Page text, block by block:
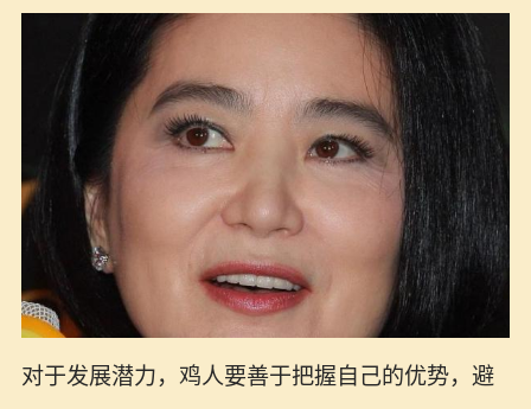
对于发展潜力，鸡人要善于把握自己的优势，避